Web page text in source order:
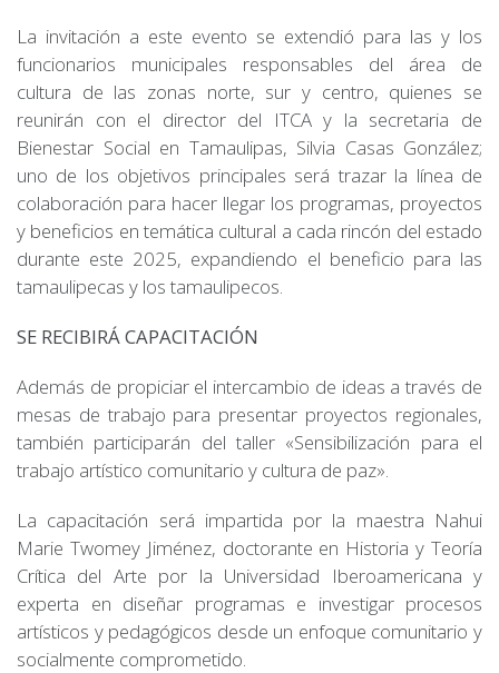
La invitación a este evento se extendió para las y los
funcionarios municipales responsables del área de
cultura de las zonas norte, sur y centro, quienes se
reunirán con el director del ITCA y la secretaria de
Bienestar Social en Tamaulipas, Silvia Casas González;
uno de los objetivos principales será trazar la línea de
colaboración para hacer llegar los programas, proyectos
y beneficios en temática cultural a cada rincón del estado
durante este 2025, expandiendo el beneficio para las
tamaulipecas y los tamaulipecos.
SE RECIBIRÁ CAPACITACIÓN
Además de propiciar el intercambio de ideas a través de
mesas de trabajo para presentar proyectos regionales,
también participarán del taller «Sensibilización para el
trabajo artístico comunitario y cultura de paz».
La capacitación será impartida por la maestra Nahui
Marie Twomey Jiménez, doctorante en Historia y Teoría
Crítica del Arte por la Universidad Iberoamericana y
experta en diseñar programas e investigar procesos
artísticos y pedagógicos desde un enfoque comunitario y
socialmente comprometido.